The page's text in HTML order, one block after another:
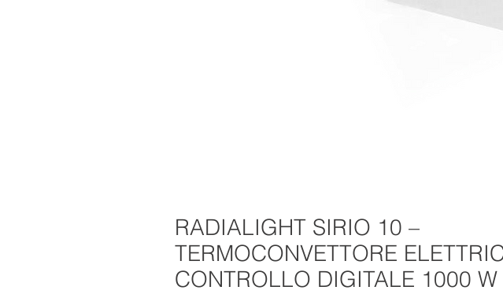
RADIALIGHT SIRIO 10 –
TERMOCONVETTORE
CONTROLLO DIGITALE 1000 W